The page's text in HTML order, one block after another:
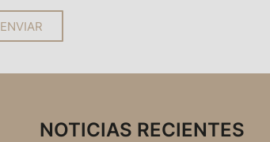
ENVIAR
NOTICIAS RECIENTES